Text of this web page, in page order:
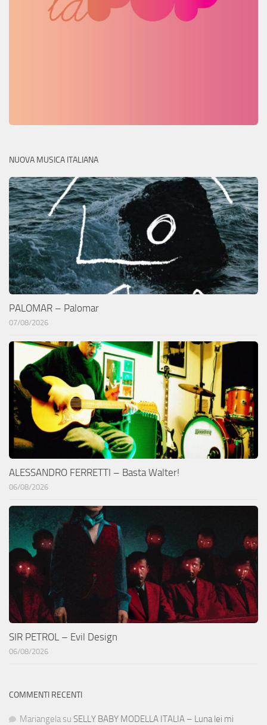
NUOVA MUSICA ITALIANA
PALOMAR – Palomar
07/08/2026
ALESSANDRO FERRETTI – Basta Walter!
06/08/2026
SIR PETROL – Evil Design
06/08/2026
COMMENTI RECENTI
Mariangela su SELLY BABY MODELLA ITALIA – Luna lei mi